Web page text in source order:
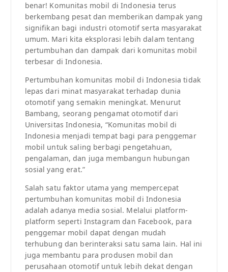
benar! Komunitas mobil di Indonesia terus
berkembang pesat dan memberikan dampak yang
signifikan bagi industri otomotif serta masyarakat
umum. Mari kita eksplorasi lebih dalam tentang
pertumbuhan dan dampak dari komunitas mobil
terbesar di Indonesia.
Pertumbuhan komunitas mobil di Indonesia tidak
lepas dari minat masyarakat terhadap dunia
otomotif yang semakin meningkat. Menurut
Bambang, seorang pengamat otomotif dari
Universitas Indonesia, “Komunitas mobil di
Indonesia menjadi tempat bagi para penggemar
mobil untuk saling berbagi pengetahuan,
pengalaman, dan juga membangun hubungan
sosial yang erat.”
Salah satu faktor utama yang mempercepat
pertumbuhan komunitas mobil di Indonesia
adalah adanya media sosial. Melalui platform-
platform seperti Instagram dan Facebook, para
penggemar mobil dapat dengan mudah
terhubung dan berinteraksi satu sama lain. Hal ini
juga membantu para produsen mobil dan
perusahaan otomotif untuk lebih dekat dengan